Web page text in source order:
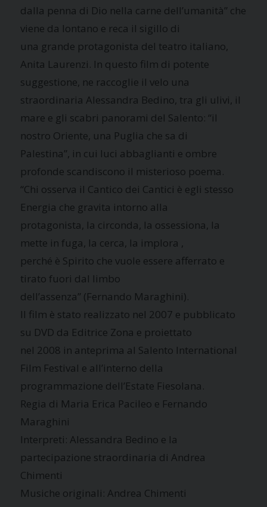
dalla penna di Dio nella carne dell’umanità” che
viene da lontano e reca il sigillo di
una grande protagonista del teatro italiano,
Anita Laurenzi. In questo film di potente
suggestione, ne raccoglie il velo una
straordinaria Alessandra Bedino, tra gli ulivi, il
mare e gli scabri panorami del Salento: “il
nostro Oriente, una Puglia che sa di
Palestina”, in cui luci abbaglianti e ombre
profonde scandiscono il misterioso poema.
“Chi osserva il Cantico dei Cantici è egli stesso
Energia che gravita intorno alla
protagonista, la circonda, la ossessiona, la
mette in fuga, la cerca, la implora ,
perché è Spirito che vuole essere afferrato e
tirato fuori dal limbo
dell’assenza” (Fernando Maraghini).
Il film è stato realizzato nel 2007 e pubblicato
su DVD da Editrice Zona e proiettato
nel 2008 in anteprima al Salento International
Film Festival e all’interno della
programmazione dell’Estate Fiesolana.
Regia di Maria Erica Pacileo e Fernando
Maraghini
Interpreti: Alessandra Bedino e la
partecipazione straordinaria di Andrea
Chimenti
Musiche originali: Andrea Chimenti